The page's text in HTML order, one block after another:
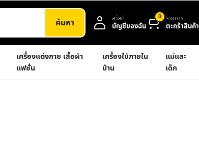
ค้นหา สวัสดี
บัญชีของฉัน
0 รายการ
ตะกร้าสินค้า
เครื่องแต่งกาย เสื้อผ้า
แฟชั่น
เครื่องใช้ภายใน
บ้าน
แม่และ
เด็ก